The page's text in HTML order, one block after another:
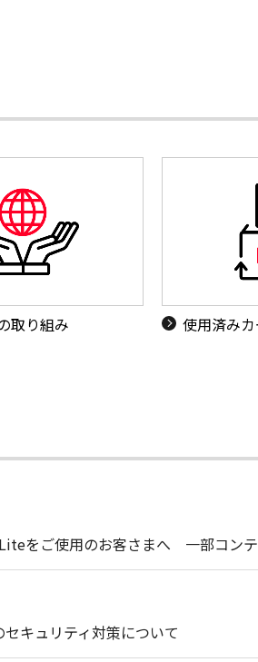
取り組み 使用済み
をご使用のお客さまへ 一部コン
キュリティ対策について